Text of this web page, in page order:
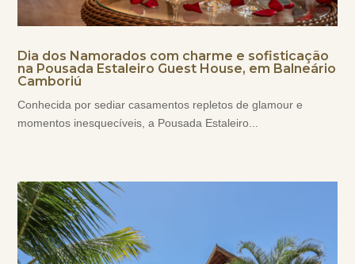
Dia dos Namorados com charme e sofisticação
na Pousada Estaleiro Guest House, em Balneário
Camboriú
Conhecida por sediar casamentos repletos de glamour e
momentos inesquecíveis, a Pousada Estaleiro...